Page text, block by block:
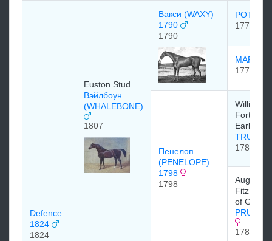
Defence
1824
1824
Euston Stud
Вэйлбоун
(WHALEBONE)
1807
Вакси (WAXY)
1790
1790
1773
MARIA
1777
Пенелоп
(PENELOPE)
1798
1798
William
Earl of
1782
FitzRoy,
of
1788